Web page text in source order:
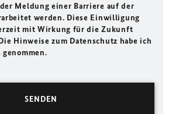
Meldung einer Barriere auf der
werden. Diese Einwilligung
mit Wirkung für die Zukunft
Hinweise zum Datenschutz habe ich